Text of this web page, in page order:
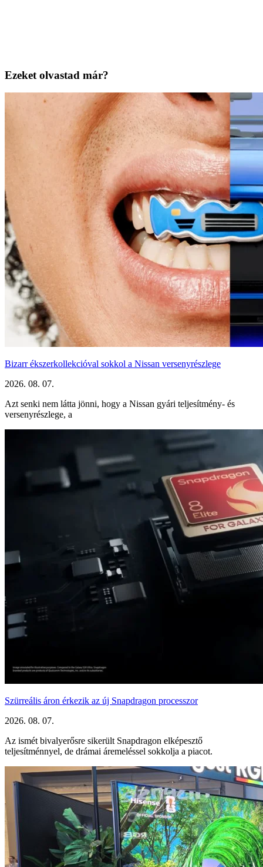
Ezeket olvastad már?
Bizarr ékszerkollekcióval sokkol a Nissan versenyrészlege
2026. 08. 07.
Azt senki nem látta jönni, hogy a Nissan gyári teljesítmény- és
versenyrészlege, a
Szürreális áron érkezik az új Snapdragon processzor
2026. 08. 07.
Az ismét bivalyerősre sikerült Snapdragon elképesztő
teljesítménnyel, de drámai áremeléssel sokkolja a piacot.